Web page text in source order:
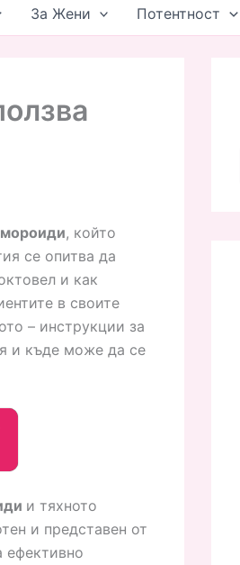
За Жени Потентност
, който
се опитва да
и как
в своите
– инструкции за
и къде може да се
и тяхното
и представен от
ефективно